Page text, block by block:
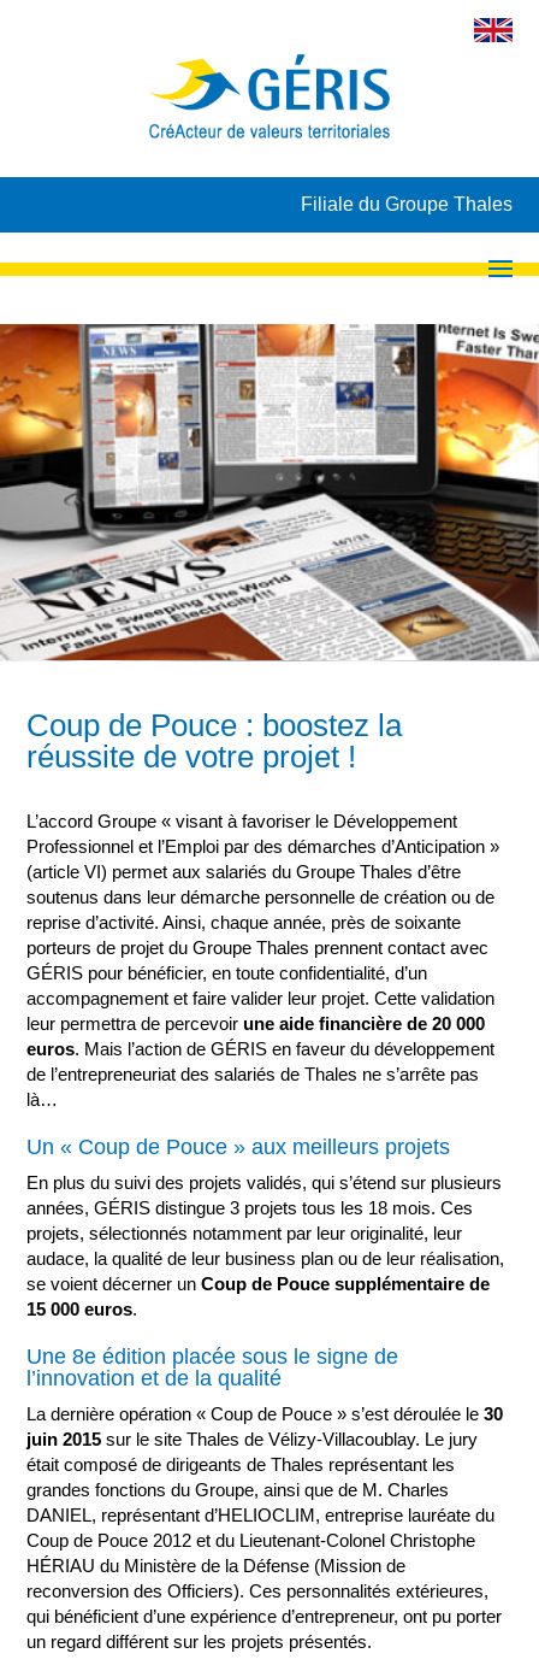
Filiale du Groupe Thales
Coup de Pouce : boostez la
réussite de votre projet !
L’accord Groupe « visant à favoriser le Développement
Professionnel et l’Emploi par des démarches d’Anticipation »
(article VI) permet aux salariés du Groupe Thales d’être
soutenus dans leur démarche personnelle de création ou de
reprise d’activité. Ainsi, chaque année, près de soixante
porteurs de projet du Groupe Thales prennent contact avec
GÉRIS pour bénéficier, en toute confidentialité, d’un
accompagnement et faire valider leur projet. Cette validation
leur permettra de percevoir une aide financière de 20 000
euros. Mais l’action de GÉRIS en faveur du développement
de l’entrepreneuriat des salariés de Thales ne s’arrête pas
là…
Un « Coup de Pouce » aux meilleurs projets
En plus du suivi des projets validés, qui s’étend sur plusieurs
années, GÉRIS distingue 3 projets tous les 18 mois. Ces
projets, sélectionnés notamment par leur originalité, leur
audace, la qualité de leur business plan ou de leur réalisation,
se voient décerner unCoup de Pouce supplémentaire de
15 000 euros.
Une 8e édition placée sous le signe de
l’innovation et de la qualité
La dernière opération « Coup de Pouce » s’est déroulée le30
juin 2015 sur le site Thales de Vélizy-Villacoublay. Le jury
était composé de dirigeants de Thales représentant les
grandes fonctions du Groupe, ainsi que de M. Charles
DANIEL, représentant d’HELIOCLIM, entreprise lauréate du
Coup de Pouce 2012 et du Lieutenant-Colonel Christophe
HÉRIAU du Ministère de la Défense (Mission de
reconversion des Officiers). Ces personnalités extérieures,
qui bénéficient d’une expérience d’entrepreneur, ont pu porter
un regard différent sur les projets présentés.